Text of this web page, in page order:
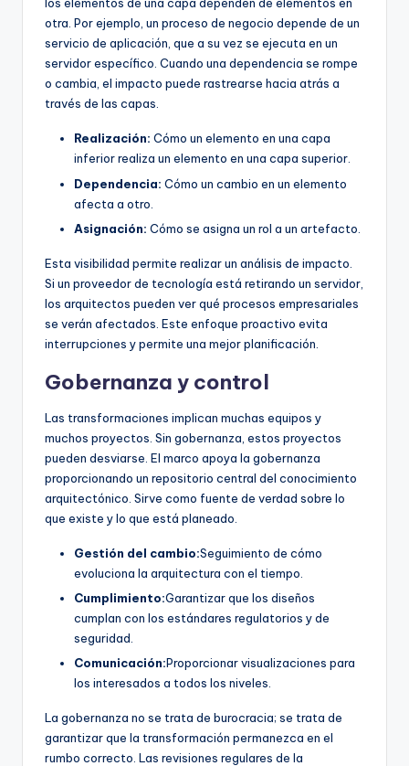
los elementos de una capa dependen de elementos en
otra. Por ejemplo, un proceso de negocio depende de un
servicio de aplicación, que a su vez se ejecuta en un
servidor específico. Cuando una dependencia se rompe
o cambia, el impacto puede rastrearse hacia atrás a
través de las capas.
Realización: Cómo un elemento en una capa
inferior realiza un elemento en una capa superior.
Dependencia: Cómo un cambio en un elemento
afecta a otro.
Asignación: Cómo se asigna un rol a un artefacto.
Esta visibilidad permite realizar un análisis de impacto.
Si un proveedor de tecnología está retirando un servidor,
los arquitectos pueden ver qué procesos empresariales
se verán afectados. Este enfoque proactivo evita
interrupciones y permite una mejor planificación.
Gobernanza y control
Las transformaciones implican muchas equipos y
muchos proyectos. Sin gobernanza, estos proyectos
pueden desviarse. El marco apoya la gobernanza
proporcionando un repositorio central del conocimiento
arquitectónico. Sirve como fuente de verdad sobre lo
que existe y lo que está planeado.
Gestión del cambio:Seguimiento de cómo
evoluciona la arquitectura con el tiempo.
Cumplimiento:Garantizar que los diseños
cumplan con los estándares regulatorios y de
seguridad.
Comunicación:Proporcionar visualizaciones para
los interesados a todos los niveles.
La gobernanza no se trata de burocracia; se trata de
garantizar que la transformación permanezca en el
rumbo correcto. Las revisiones regulares de la